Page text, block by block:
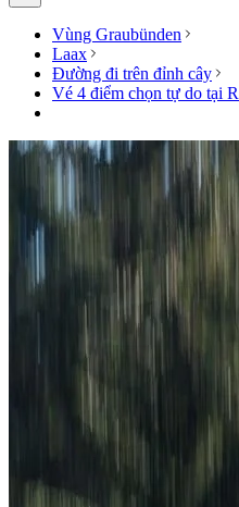
Vùng Graubünden
Laax
Đường đi trên đỉnh cây
Vé 4 điểm chọn tự do tại